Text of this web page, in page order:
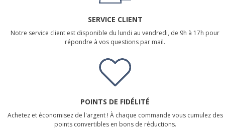
SERVICE CLIENT
Notre service client est disponible du lundi au vendredi, de 9h à 17h pour
répondre à vos questions par mail.
POINTS DE FIDÉLITÉ
Achetez et économisez de l'argent ! À chaque commande vous cumulez des
points convertibles en bons de réductions.